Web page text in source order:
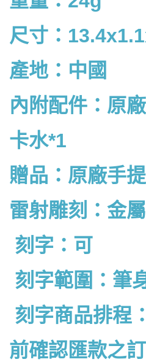
尺寸：
產地：中國
內附配件： 原
卡水*1
贈品：原廠手
雷射雕刻：金屬
刻字：可
刻字範圍：筆
刻字商品排程
前確認匯款之